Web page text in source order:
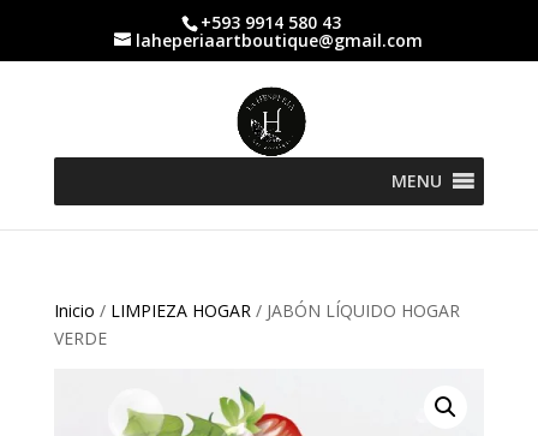
+593 9914 580 43
laheperiaartboutique@gmail.com
MENU
Inicio / LIMPIEZA HOGAR/ JABÓN LÍQUIDO HOGAR
VERDE